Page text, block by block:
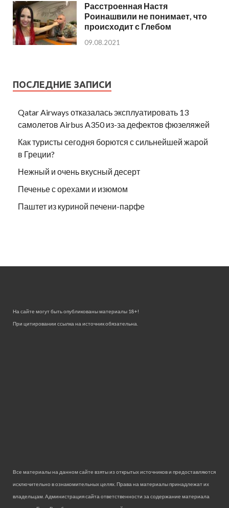
Расстроенная Настя
Роинашвили не понимает, что
происходит с Глебом
09.08.2021
ПОСЛЕДНИЕ ЗАПИСИ
Qatar Airways отказалась эксплуатировать 13
самолетов Airbus A350 из-за дефектов фюзеляжей
Как туристы сегодня борются с сильнейшей жарой
в Греции?
Нежный и очень вкусный десерт
Печенье с орехами и изюмом
Паштет из куриной печени-парфе
На сайте могут быть опубликованы материалы 18+!
При цитировании ссылка на источник обязательна.
Все материалы на данном сайте взяты из открытых источников и предоставляются
исключительно в ознакомительных целях. Права на материалы принадлежат их
владельцам. Администрация сайта ответственности за содержание материала